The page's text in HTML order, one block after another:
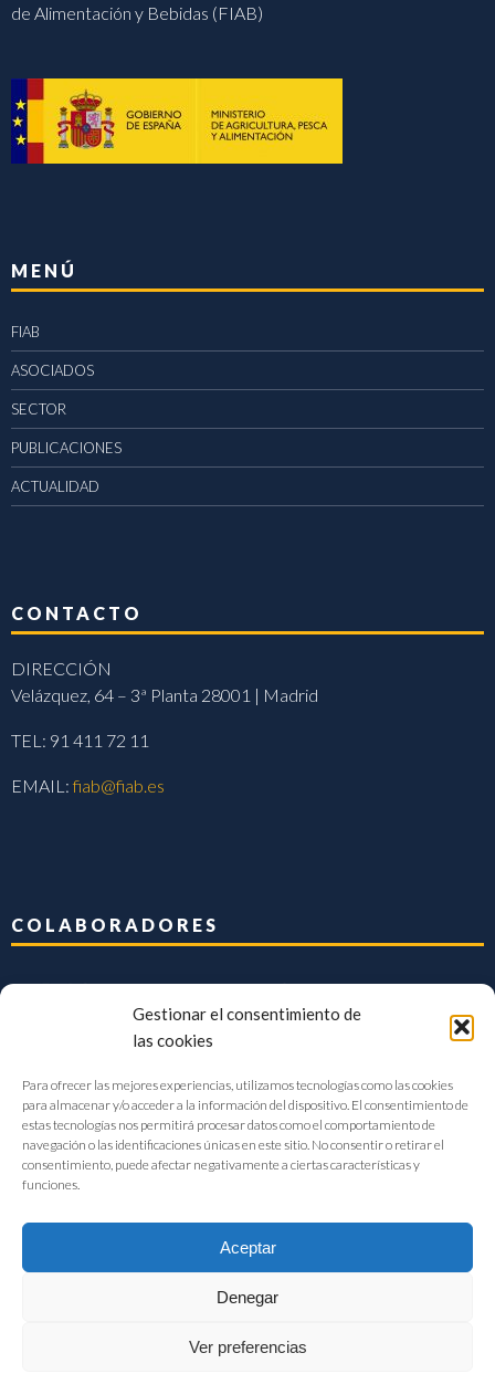
Gestionar el consentimiento de
las cookies
Para ofrecer las mejores experiencias, utilizamos tecnologías como las cookies
para almacenar y/o acceder a la información del dispositivo. El consentimiento de
estas tecnologías nos permitirá procesar datos como el comportamiento de
navegación o las identificaciones únicas en este sitio. No consentir o retirar el
consentimiento, puede afectar negativamente a ciertas características y
funciones.
Aceptar
Denegar
Ver preferencias
de Alimentación y Bebidas (FIAB)
MENÚ
FIAB
ASOCIADOS
SECTOR
PUBLICACIONES
ACTUALIDAD
CONTACTO
DIRECCIÓN
Velázquez, 64 – 3ª Planta 28001 | Madrid
TEL: 91 411 72 11
EMAIL:fiab@fiab.es
COLABORADORES
FIAB Federación Española de Industrias de la Alimentación y Bebidas